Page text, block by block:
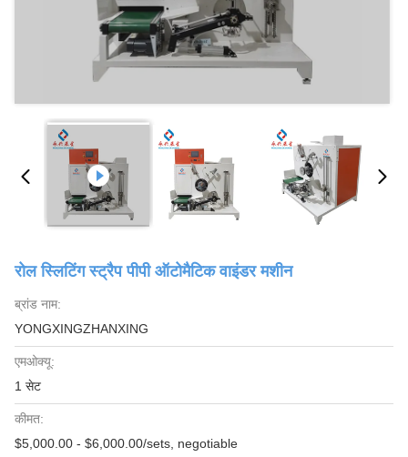
रोल स्लिटिंग स्ट्रैप पीपी ऑटोमैटिक वाइंडर मशीन
ब्रांड नाम:
YONGXINGZHANXING
एमओक्यू:
1 सेट
कीमत:
$5,000.00 - $6,000.00/sets, negotiable